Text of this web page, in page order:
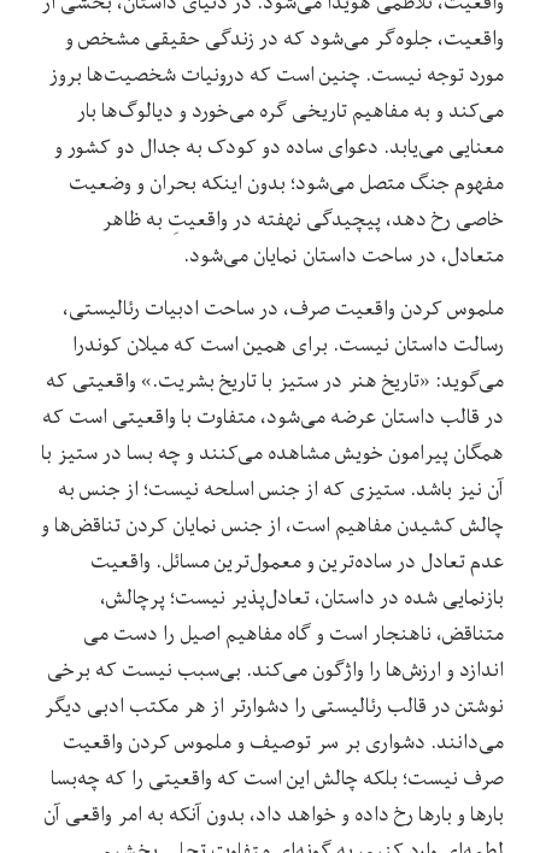
واقعیت، جلوه‌گر می‌شود که در زندگی حقیقی مشخص و
مورد توجه نیست. چنین است که درونیات شخصیت‌ها بروز
می‌کند و به مفاهیم تاریخی گره می‌خورد و دیالوگ‌ها بار
معنایی می‌یابد. دعوای ساده‌ دو کودک به جدال دو کشور و
مفهوم جنگ متصل می‌شود؛ بدون اینکه بحران و وضعیت
خاصی رخ دهد، پیچیدگی نهفته در واقعیتِ به ظاهر
متعادل، در ساحت داستان نمایان می‌شود.
ملموس کردن واقعیت صرف، در ساحت ادبیات رئالیستی،
رسالت داستان نیست. برای همین است که میلان کوندرا
می‌گوید: «تاریخ هنر در ستیز با تاریخ بشریت.» واقعیتی که
در قالب داستان عرضه می‌شود، متفاوت با واقعیتی است که
همگان پیرامون خویش مشاهده می‌کنند و چه‌ بسا در ستیز با
آن نیز باشد. ستیزی که از جنس اسلحه نیست؛ از جنس به
چالش کشیدن مفاهیم است، از جنس نمایان کردن تناقض‌ها و
عدم تعادل در ساده‌ترین و معمول‌ترین مسائل. واقعیت
بازنمایی شده در داستان، تعادل‌پذیر نیست؛ پرچالش،
متناقض، ناهنجار است و گاه مفاهیم اصیل را دست می
اندازد و ارزش‌ها را واژگون می‌کند. بی‌سبب نیست که برخی
نوشتن در قالب رئالیستی را دشوارتر از هر مکتب ادبی دیگر
می‌دانند. دشواری بر سر توصیف و ملموس کردن واقعیت
صرف نیست؛ بلکه چالش این است که واقعیتی را که چه‌بسا
بارها و بارها رخ داده و خواهد داد، بدون آنکه به امر واقعی آن